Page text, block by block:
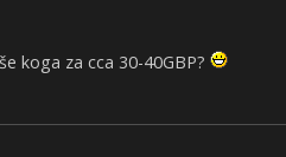
koga za cca 30-40GBP?